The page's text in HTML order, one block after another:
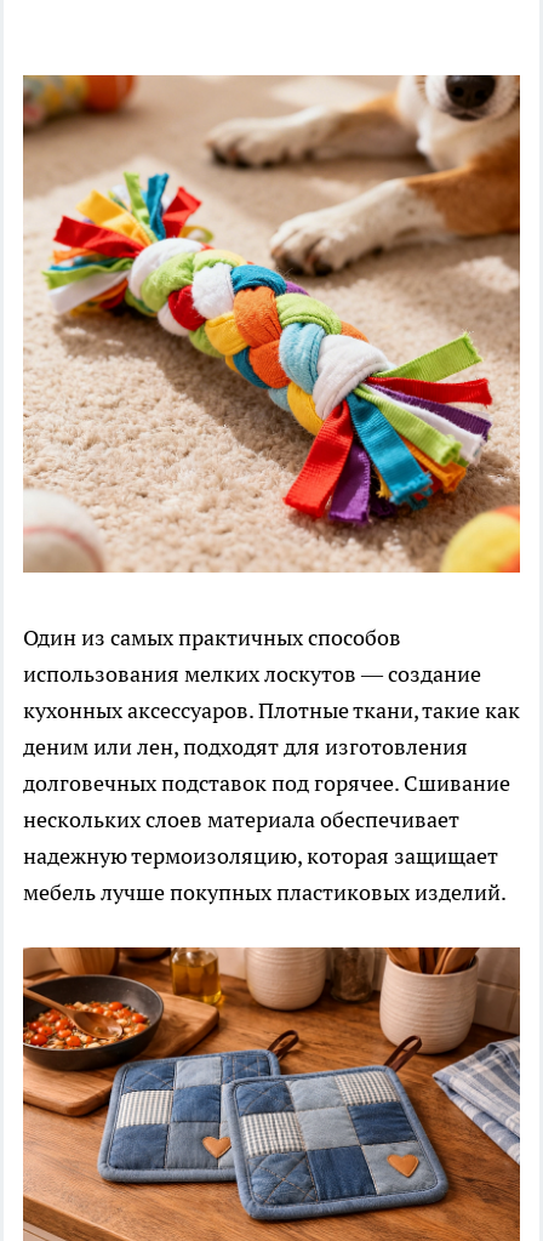
Один из самых практичных способов
использования мелких лоскутов — создание
кухонных аксессуаров. Плотные ткани, такие как
деним или лен, подходят для изготовления
долговечных подставок под горячее. Сшивание
нескольких слоев материала обеспечивает
надежную термоизоляцию, которая защищает
мебель лучше покупных пластиковых изделий.